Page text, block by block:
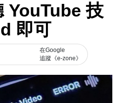
YouTube 技
即可
在Google
追蹤《e-zone》